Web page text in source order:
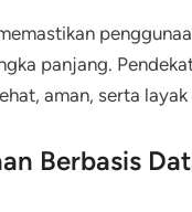
panjang.
aman, serta layak
Berbasis